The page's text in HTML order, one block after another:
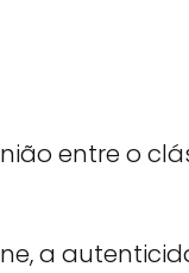
entre o
a